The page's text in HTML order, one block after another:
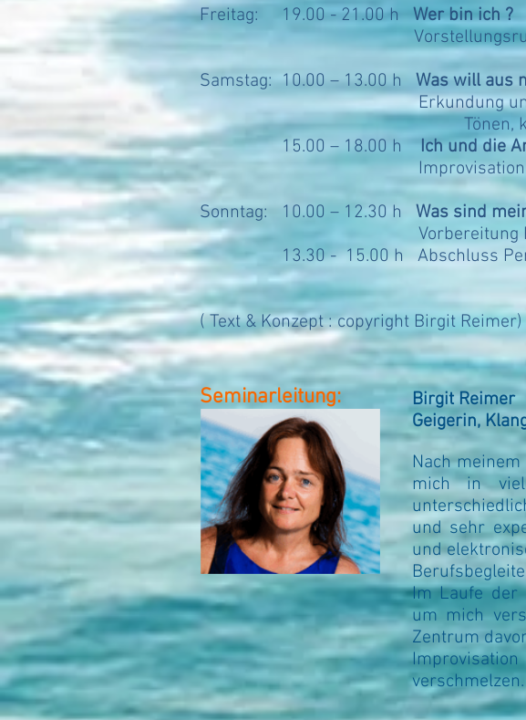
Freitag: 19.00 - 21.00 h Wer bin ich ?
Vorstellungsrunde, erste
Samstag: 10.00 – 13.00 h Was will aus
Erkundung unterschiedlicher
Tönen, kreativer
15.00 – 18.00 h Ich und die
Improvisation allein und
Sonntag: 10.00 – 12.30 h Was sind
Vorbereitung
13.30 - 15.00 h Abschluss
( Text & Konzept :copyright Birgit Reimer)
Seminarleitung:
Birgit Reimer
Geigerin,
Nach
mich in
und sehr
und
Im Laufe der
um mich
Zentrum
verschmelzen.